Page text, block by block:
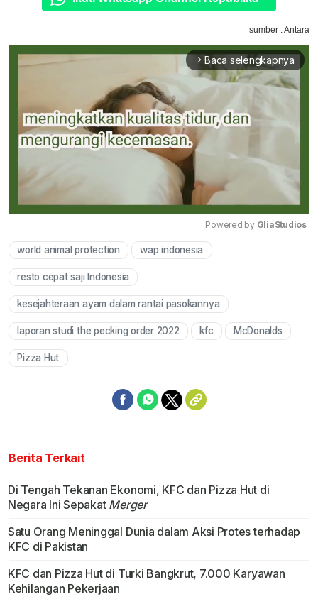
sumber : Antara
arrow_forward_ios Baca selengkapnya
Powered by GliaStudios
world animal protection wap indonesia
resto cepat saji Indonesia
kesejahteraan ayam dalam rantai pasokannya
laporan studi the pecking order 2022 kfc McDonalds
Pizza Hut
Berita Terkait
Di Tengah Tekanan Ekonomi, KFC dan Pizza Hut di
Negara Ini Sepakat Merger
Satu Orang Meninggal Dunia dalam Aksi Protes terhadap
KFC di Pakistan
KFC dan Pizza Hut di Turki Bangkrut, 7.000 Karyawan
Kehilangan Pekerjaan